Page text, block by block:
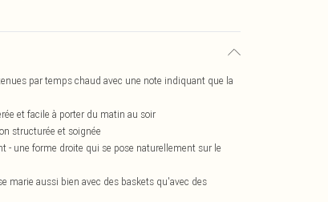
par temps chaud avec une note indiquant que la
et facile à porter du matin au soir
structurée et soignée
- une forme droite qui se pose naturellement sur le
marie aussi bien avec des baskets qu'avec des